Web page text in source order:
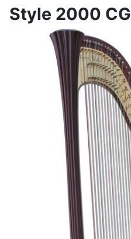
Style 2000 CG